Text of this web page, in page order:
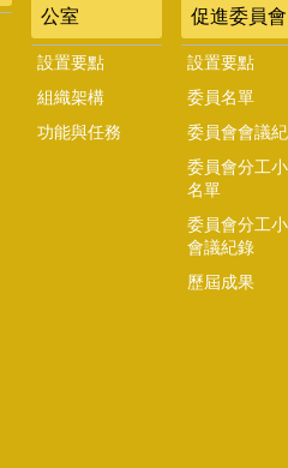
公室
設置要點
組織架構
功能與任務
促進委員會
設置要點
委員名單
委員會會議
委員會分工
名單
委員會分工
會議紀錄
歷屆成果